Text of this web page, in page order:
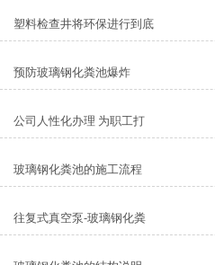
塑料检查井将环保进行到底
预防玻璃钢化粪池爆炸
公司人性化办理 为职工打
玻璃钢化粪池的施工流程
往复式真空泵-玻璃钢化粪